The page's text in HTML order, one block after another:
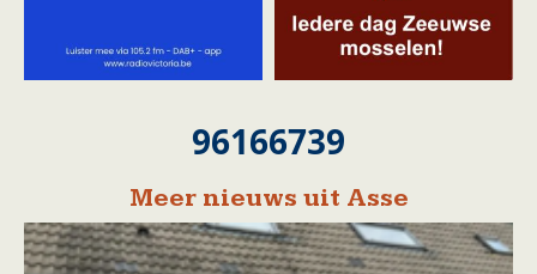
96166739
Meer nieuws uit Asse